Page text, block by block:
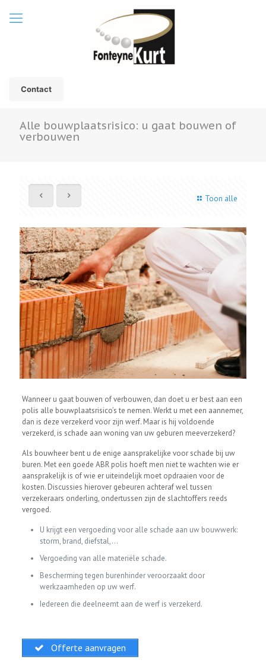
Contact
Alle bouwplaatsrisico: u gaat bouwen of
verbouwen
Toon alle
Wanneer u gaat bouwen of verbouwen, dan doet u er best aan een
polis alle bouwplaatsrisico’s te nemen. Werkt u met een aannemer,
dan is deze verzekerd voor zijn werf. Maar is hij voldoende
verzekerd, is schade aan woning van uw geburen meeverzekerd?
Als bouwheer bent u de enige aansprakelijke voor schade bij uw
buren. Met een goede ABR polis hoeft men niet te wachten wie er
aansprakelijk is of wie er uiteindelijk moet opdraaien voor de
kosten. Discussies hierover gebeuren achteraf wel tussen
verzekeraars onderling, ondertussen zijn de slachtoffers reeds
vergoed.
U krijgt een vergoeding voor alle schade aan uw bouwwerk:
storm, brand, diefstal,…
Vergoeding van alle materiële schade.
Bescherming tegen burenhinder veroorzaakt door
werkzaamheden op uw werf.
Iedereen die deelneemt aan de werf is verzekerd.
Offerte aanvragen